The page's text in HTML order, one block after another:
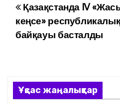
Н
а
г
Қазақстанда IV
кеңсе»
байқауы басталды
Ұқсас жаңалықтар